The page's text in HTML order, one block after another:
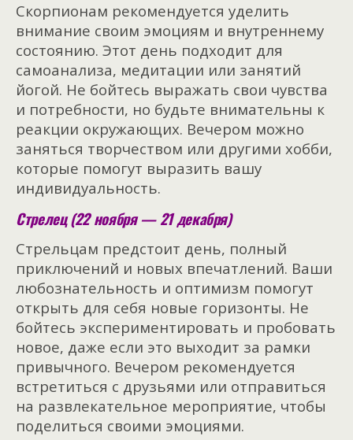
Скорпионам рекомендуется уделить
внимание своим эмоциям и внутреннему
состоянию. Этот день подходит для
самоанализа, медитации или занятий
йогой. Не бойтесь выражать свои чувства
и потребности, но будьте внимательны к
реакции окружающих. Вечером можно
заняться творчеством или другими хобби,
которые помогут выразить вашу
индивидуальность.
Стрелец (22 ноября — 21 декабря)
Стрельцам предстоит день, полный
приключений и новых впечатлений. Ваши
любознательность и оптимизм помогут
открыть для себя новые горизонты. Не
бойтесь экспериментировать и пробовать
новое, даже если это выходит за рамки
привычного. Вечером рекомендуется
встретиться с друзьями или отправиться
на развлекательное мероприятие, чтобы
поделиться своими эмоциями.